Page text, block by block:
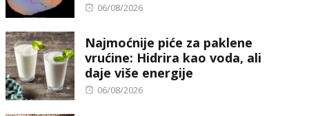
Posted
06/08/2026
Najmoćnije piće za paklene
vrućine: Hidrira kao voda, ali
daje više energije
Posted
06/08/2026